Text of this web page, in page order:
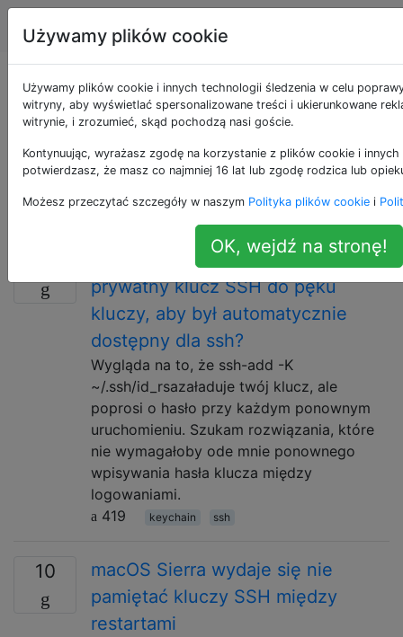
Apple Tagi
Pytania otagowane
jako ssh
Protokół sieciowy umożliwiający wymianę danych za
pomocą bezpiecznego kanału między dwoma
Jak mogę na stałe dodać mój
prywatny klucz SSH do pęku
kluczy, aby był automatycznie
dostępny dla ssh?
Wygląda na to, że ssh-add -K
~/.ssh/id_rsazaładuje twój klucz, ale
poprosi o hasło przy każdym ponownym
uruchomieniu. Szukam rozwiązania, które
nie wymagałoby ode mnie ponownego
wpisywania hasła klucza między
logowaniami.
419
keychain ssh
10
macOS Sierra wydaje się nie
pamiętać kluczy SSH między
restartami
Używamy plików cookie
Używamy plików cookie i innych technologii śledzenia w celu
witryny, aby wyświetlać spersonalizowane treści i ukierunkowane
witrynie, i zrozumieć, skąd pochodzą nasi goście.
Kontynuując, wyrażasz zgodę na korzystanie z plików cookie i
potwierdzasz, że masz co najmniej 16 lat lub zgodę rodzica lub
Możesz przeczytać szczegóły w naszym Polityka plików cookie i
OK, wejdź na stronę!